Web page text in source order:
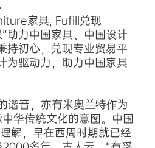
家具, Fufill兑现
助力中国家具、中国设计
持初心，兑现专业贸易平
驱动力，助力中国家具
谐音，亦有米奥兰特作为
华传统文化的意图。中国
解，早在西周时期就已经